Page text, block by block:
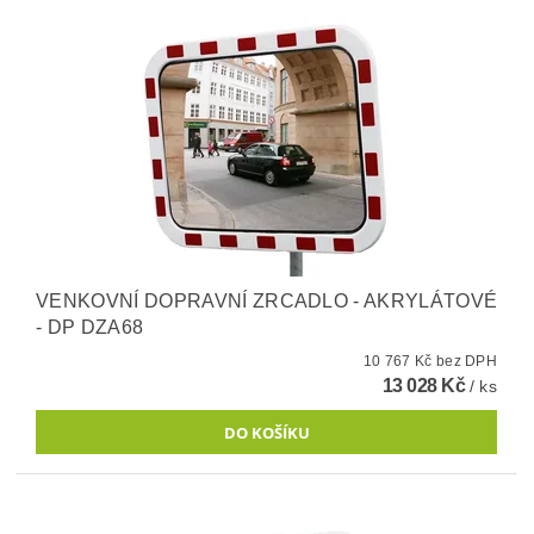
VENKOVNÍ DOPRAVNÍ ZRCADLO - AKRYLÁTOVÉ
- DP DZA68
10 767 Kč bez DPH
13 028 Kč/ ks